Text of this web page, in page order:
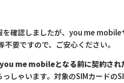
確認しましたが、you me
要ですので、ご安心ください。
me mobileとなる前に契約され
しゃいます。対象のSIMカード